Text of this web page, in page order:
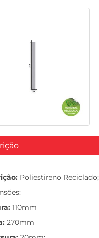
Poliestireno Reciclado;
110mm
270mm